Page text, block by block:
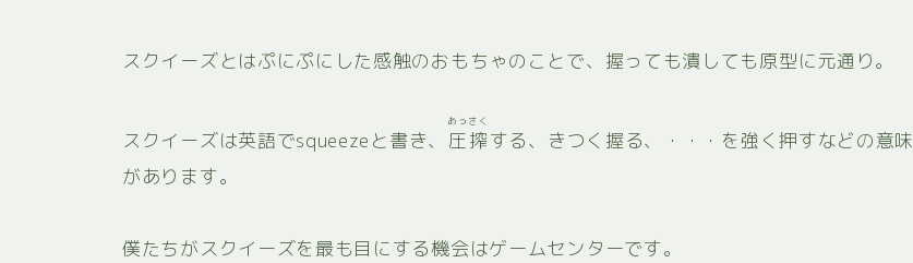
スクイーズとはぷにぷにした感触のおもちゃのことで、握っても潰しても原型に元通り。
スクイーズは英語でsqueezeと書き、 圧搾
あっさく
する、きつく握る、・・・を強く押すなどの意味
があります。
僕たちがスクイーズを最も目にする機会はゲームセンターです。